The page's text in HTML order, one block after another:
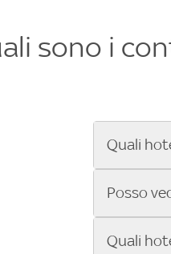
sono i
Quali
Se cerchi
che
Posso
Sì, gli
Quali